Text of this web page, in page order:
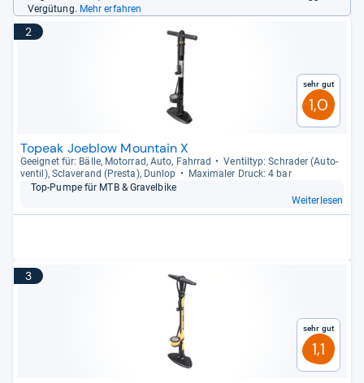
Vergütung. Mehr erfahren
2
Sehr gut
1,0
Topeak Joeblow Mountain X
Geeig­net für: Bälle, Motor­rad, Auto, Fahr­rad
Ven­til­typ: Schra­der (Auto­
ven­til), Scla­ve­rand (Presta), Dun­lop
Maxi­ma­ler Druck: 4 bar
Top-​Pumpe für MTB & Gra­vel­bike
Weiterlesen
3
Sehr gut
1,1